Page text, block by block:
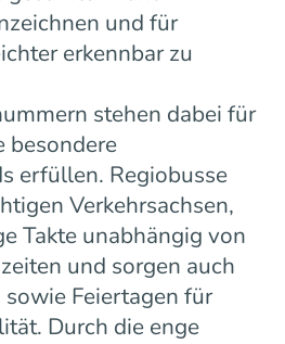
und für
erkennbar zu
stehen dabei für
besondere
erfüllen. Regiobusse
Verkehrsachsen,
Takte unabhängig von
und sorgen auch
Feiertagen für
Durch die enge